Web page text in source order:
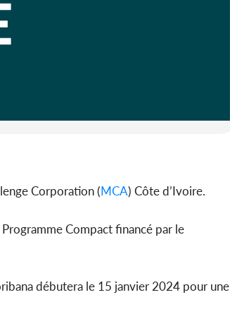
Corporation (MCA) Côte d’Ivoire.
Compact financé par le
débutera le 15 janvier 2024 pour une